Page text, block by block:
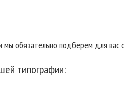
обязательно подберем для вас
типографии: